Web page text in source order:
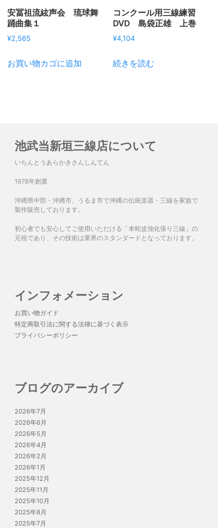
安冨祖流絃声会 琉球舞
踊曲集１
¥2,565
お買い物カゴに追加
コンクール用三線練習
DVD 島袋正雄 上巻
¥4,104
続きを読む
池武当新垣三線店について
いちんとうあらかきさんしんてん
1978年創業
沖縄県中部・沖縄市、うるま市で沖縄の伝統楽器・三線を家族で
製作販売しております。
初心者でも安心してご使用いただける「本蛇皮強化張り三線」の
元祖であり、その技術は業界のスタンダードとなっております。
インフォメーション
お買い物ガイド
特定商取引法に関する法律に基づく表示
プライバシーポリシー
ブログのアーカイブ
2026年7月
2026年6月
2026年5月
2026年4月
2026年2月
2026年1月
2025年12月
2025年11月
2025年10月
2025年8月
2025年7月